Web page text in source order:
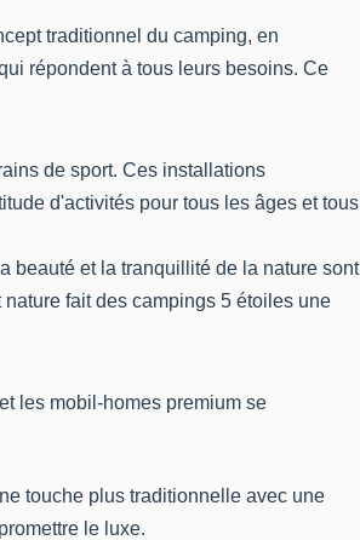
traditionnel du camping, en
répondent à tous leurs besoins. Ce
de sport. Ces installations
d'activités pour tous les âges et tous
beauté et la tranquillité de la nature sont
fait des campings 5 étoiles une
les mobil-homes premium se
touche plus traditionnelle avec une
le luxe.